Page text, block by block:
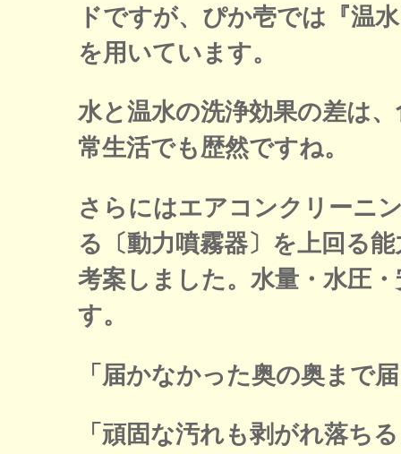
ドですが、ぴか壱では『温
を用いています。
水と温水の洗浄効果の差は
常生活でも歴然ですね。
さらにはエアコンクリーニ
る〔動力噴霧器〕を上回る
考案しました。水量・水圧
す。
「届かなかった奥の奥まで
「頑固な汚れも剥がれ落ち